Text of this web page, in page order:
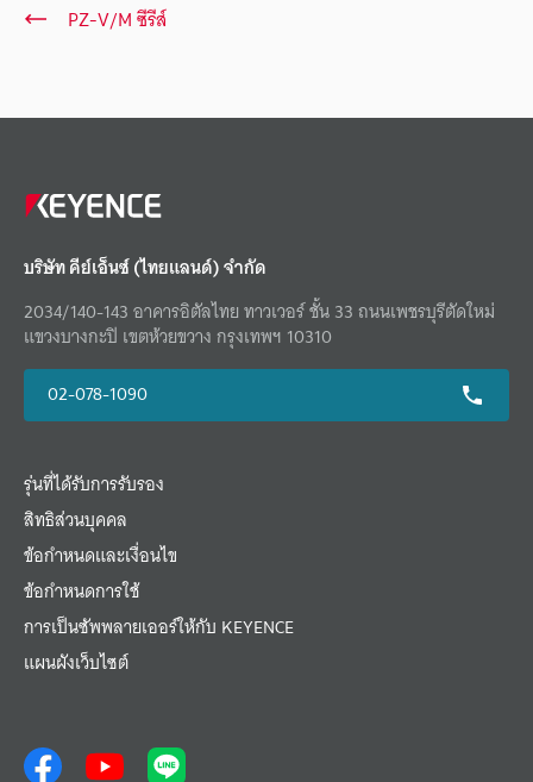
PZ-V/M ซีรีส์
บริษัท คีย์เอ็นซ์ (ไทยแลนด์) จำกัด
2034/140-143 อาคารอิตัลไทย ทาวเวอร์ ชั้น 33 ถนนเพชรบุรีตัดใหม่
แขวงบางกะปิ เขตห้วยขวาง กรุงเทพฯ 10310
02-078-1090
รุ่นที่ได้รับการรับรอง
สิทธิส่วนบุคคล
ข้อกำหนดและเงื่อนไข
ข้อกำหนดการใช้
การเป็นซัพพลายเออร์ให้กับ KEYENCE
แผนผังเว็บไซต์